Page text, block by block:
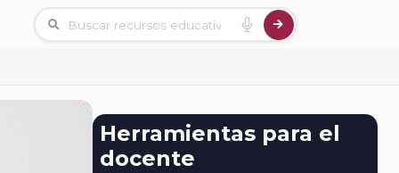
Herramientas para el
docente